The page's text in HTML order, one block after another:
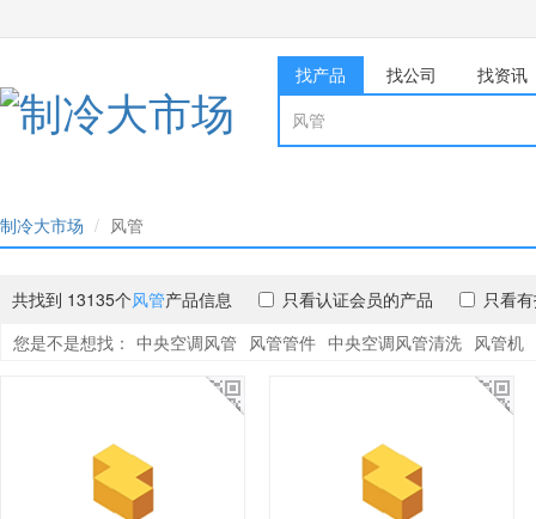
找产品 找公司 找资讯
制冷大市场 风管
共找到 13135个风管产品信息 只看认证会员的产品
只看
您是不是想找： 中央空调风管 风管管件 中央空调风管清洗 风管机